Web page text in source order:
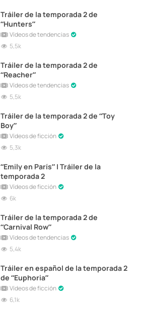
Tráiler de la temporada 2 de
“Hunters”
Vídeos de tendencias
5,5k
Tráiler de la temporada 2 de
“Reacher”
Vídeos de tendencias
5,5k
Tráiler de la temporada 2 de “Toy
Boy”
Vídeos de ficción
5,3k
“Emily en París” | Tráiler de la
temporada 2
Vídeos de ficción
6k
Tráiler de la temporada 2 de
“Carnival Row”
Vídeos de tendencias
5,4k
Tráiler en español de la temporada 2
de “Euphoria”
Vídeos de ficción
6,1k